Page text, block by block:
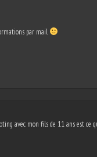
par mail
avec mon fils de 11 ans est ce